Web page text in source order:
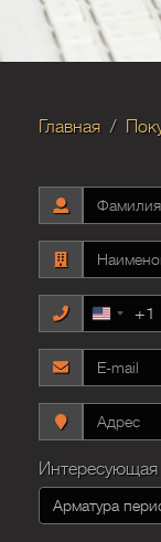
Главная
United
+1
+1
Интересующая